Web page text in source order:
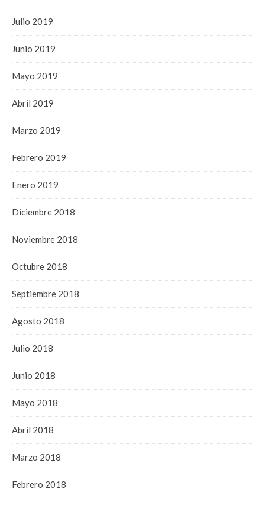
Julio 2019
Junio 2019
Mayo 2019
Abril 2019
Marzo 2019
Febrero 2019
Enero 2019
Diciembre 2018
Noviembre 2018
Octubre 2018
Septiembre 2018
Agosto 2018
Julio 2018
Junio 2018
Mayo 2018
Abril 2018
Marzo 2018
Febrero 2018